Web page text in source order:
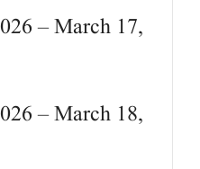
– March 17,
– March 18,